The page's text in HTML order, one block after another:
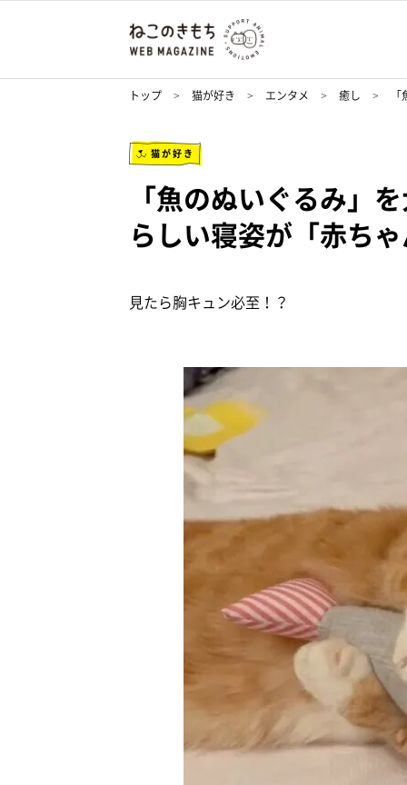
トップ 猫が好き エンタメ 癒し
猫が好き
「魚のぬいぐるみ」
らしい寝姿が「赤ち
見たら胸キュン必至！？